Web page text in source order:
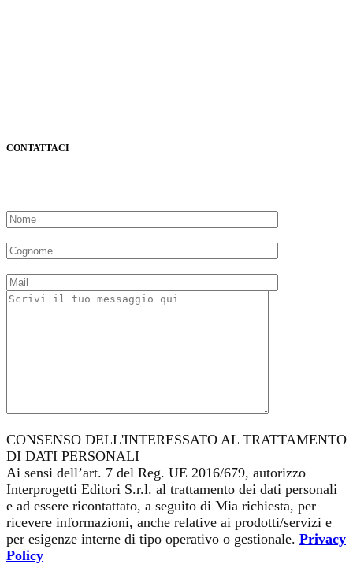
CONTATTACI
CONSENSO DELL'INTERESSATO AL TRATTAMENTO
DI DATI PERSONALI
Ai sensi dell’art. 7 del Reg. UE 2016/679, autorizzo
Interprogetti Editori S.r.l. al trattamento dei dati personali
e ad essere ricontattato, a seguito di Mia richiesta, per
ricevere informazioni, anche relative ai prodotti/servizi e
per esigenze interne di tipo operativo o gestionale. Privacy
Policy